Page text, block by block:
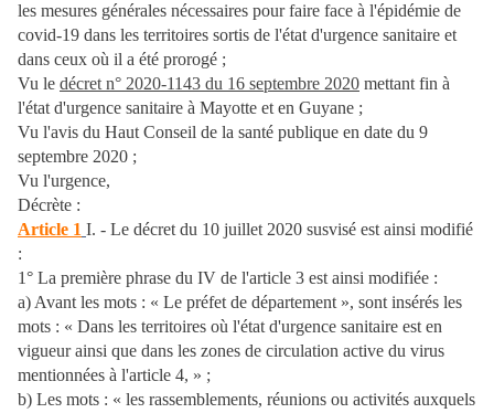
les mesures générales nécessaires pour faire face à l'épidémie de
covid-19 dans les territoires sortis de l'état d'urgence sanitaire et
dans ceux où il a été prorogé ;
Vu le décret n° 2020-1143 du 16 septembre 2020 mettant fin à
l'état d'urgence sanitaire à Mayotte et en Guyane ;
Vu l'avis du Haut Conseil de la santé publique en date du 9
septembre 2020 ;
Vu l'urgence,
Décrète :
Article 1 I. - Le décret du 10 juillet 2020 susvisé est ainsi modifié
:
1° La première phrase du IV de l'article 3 est ainsi modifiée :
a) Avant les mots : « Le préfet de département », sont insérés les
mots : « Dans les territoires où l'état d'urgence sanitaire est en
vigueur ainsi que dans les zones de circulation active du virus
mentionnées à l'article 4, » ;
b) Les mots : « les rassemblements, réunions ou activités auxquels